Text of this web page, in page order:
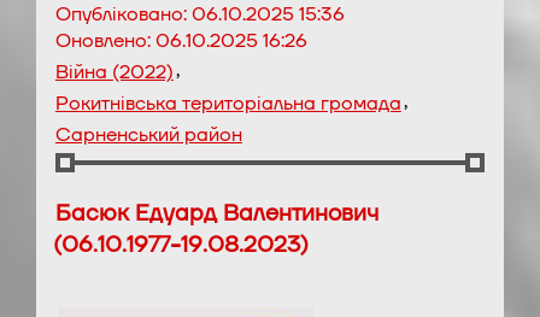
Опубліковано:06.10.2025 15:36
Оновлено:06.10.2025 16:26
Війна (2022),
Рокитнівська територіальна громада,
Сарненський район
Басюк Едуард Валентинович
(06.10.1977-19.08.2023)